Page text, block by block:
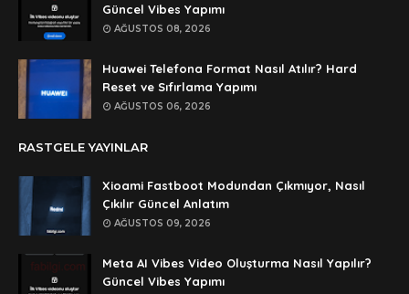
Anonymous
dedezıplatan31 beğend👌
Anonymous
rar dosyasının şifresi nedir
Anonymous
lan şifre ne şifre
şifre ne
Güncel Vibes Yapımı
AĞUSTOS 08, 2026
Huawei Telefona Format Nasıl Atılır? Hard
Reset ve Sıfırlama Yapımı
AĞUSTOS 06, 2026
RASTGELE YAYINLAR
Xioami Fastboot Modundan Çıkmıyor, Nasıl
Çıkılır Güncel Anlatım
AĞUSTOS 09, 2026
Meta AI Vibes Video Oluşturma Nasıl Yapılır?
Güncel Vibes Yapımı